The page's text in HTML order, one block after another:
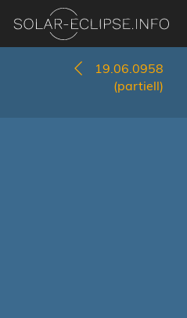
19.06.0958
(partiell)